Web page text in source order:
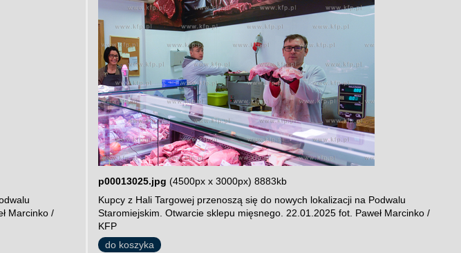
Marcinko /
p00013025.jpg (4500px x 3000px) 8883kb
Kupcy z Hali Targowej przenoszą się do nowych lokalizacji na Podwalu
Staromiejskim. Otwarcie sklepu mięsnego. 22.01.2025 fot. Paweł Marcinko /
KFP
do koszyka